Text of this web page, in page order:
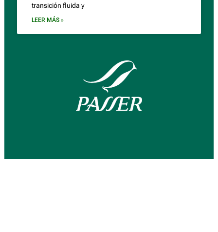
transición fluida y
LEER MÁS »